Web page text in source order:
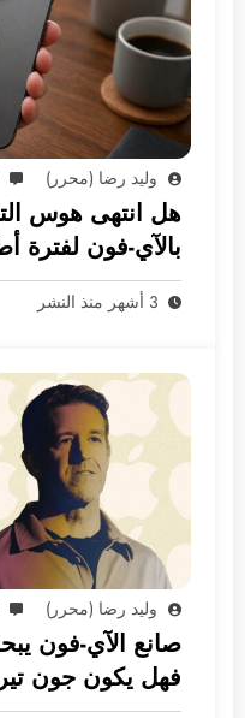
وليد رضا (محرر)
هل انتهى هوس
بالآي-فون لفترة
3 أشهر منذ النشر
وليد رضا (محرر)
صانع الآي-فون
فهل يكون جون